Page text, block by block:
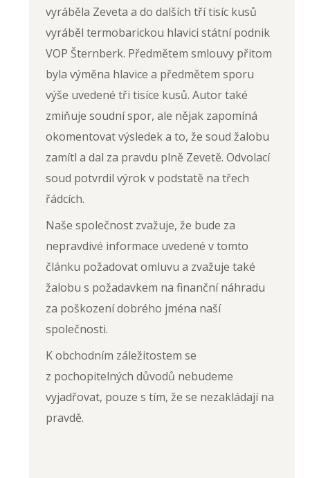
vyráběla Zeveta a do dalších tří tisíc kusů
vyráběl termobarickou hlavici státní podnik
VOP Šternberk. Předmětem smlouvy přitom
byla výměna hlavice a předmětem sporu
výše uvedené tři tisíce kusů. Autor také
zmiňuje soudní spor, ale nějak zapomíná
okomentovat výsledek a to, že soud žalobu
zamítl a dal za pravdu plně Zevetě. Odvolací
soud potvrdil výrok v podstatě na třech
řádcích.
Naše společnost zvažuje, že bude za
nepravdivé informace uvedené v tomto
článku požadovat omluvu a zvažuje také
žalobu s požadavkem na finanční náhradu
za poškození dobrého jména naší
společnosti.
K obchodním záležitostem se
z pochopitelných důvodů nebudeme
vyjadřovat, pouze s tím, že se nezakládají na
pravdě.